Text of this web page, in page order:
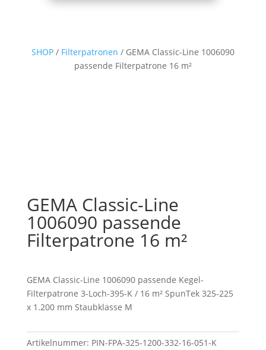
SHOP/ Filterpatronen / GEMA Classic-Line 1006090
passende Filterpatrone 16 m²
GEMA Classic-Line
1006090 passende
Filterpatrone 16 m²
GEMA Classic-Line 1006090 passende Kegel-
Filterpatrone 3-Loch-395-K / 16 m² SpunTek 325-225
x 1.200 mm Staubklasse M
Artikelnummer: PIN-FPA-325-1200-332-16-051-K